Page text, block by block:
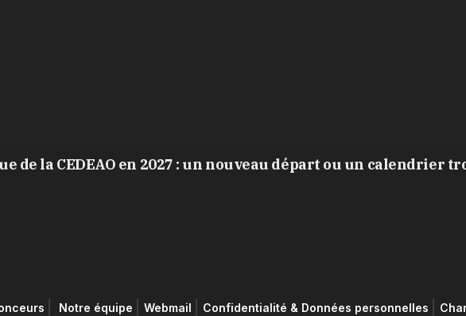
de la CEDEAO en 2027 : un nouveau départ ou un calendrier
Notre équipe Webmail Confidentialité & Données personnelles